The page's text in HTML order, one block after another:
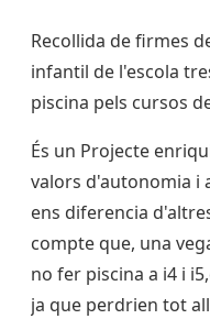
Recollida de firmes
infantil de l'escola
piscina pels cursos
És un Projecte
valors d'autonomia i
ens diferencia
compte que, una
no fer piscina a i4 i
ja que perdrien tot